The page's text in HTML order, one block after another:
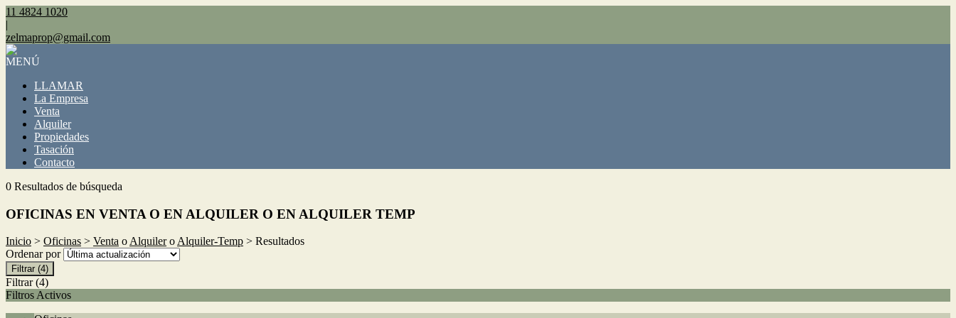
11 4824 1020
|
zelmaprop@gmail.com
MENÚ
LLAMAR
La Empresa
Venta
Alquiler
Propiedades
Tasación
Contacto
0 Resultados de búsqueda
OFICINAS EN VENTA O EN ALQUILER O EN ALQUILER TEMP
Inicio > Oficinas > Venta oAlquileroAlquiler-Temp > Resultados
Ordenar por
Filtrar (4)
Filtrar (4)
Filtros Activos